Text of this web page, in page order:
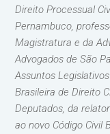
Direito Processual
Pernambuco,
Magistratura e da
Advogados de São
Assuntos
Brasileira de Direito
Deputados, da
ao novo Código Civil